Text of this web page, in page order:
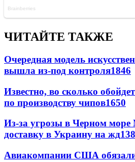
ЧИТАЙТЕ ТАКЖЕ
Очередная модель
вышла из-под контроля1846
Известно, во сколько
по производству чипов1650
Из-за угрозы в Черном море
доставку в Украину на жд
Авиакомпании США